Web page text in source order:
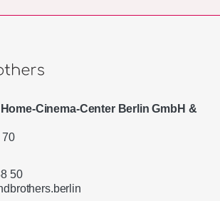
Cinema-Center Berlin GmbH &
70
50